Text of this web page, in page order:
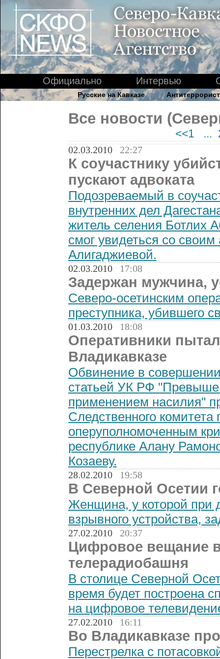
Официально Интервью
Русские на Кавказе
Все новости
<<1 ...
02.03.2010 22:27
К соучастнику
пускают адвоката
Подозреваемый в
внутренних дел
житель селения Ботлих
смог увидеться со
Алигаджиевой.
02.03.2010 17:08
Задержан мужчина,
Северо-осетинским
преступника, убившего
01.03.2010 18:08
Оперативники
Владикавказе
Обвинение в
статьей УК РФ
применением насилия"
Следственного
оперуполномоченным
республике Алану
Козаеву.
28.02.2010 19:58
В Северной Осетии
Женщина, у которой при
взрывного устройства,
27.02.2010 20:37
Цифровое вещание
телерадиобашня
В столице Северной
время будет построена
на цифровое
27.02.2010 16:11
Во Владикавказе
Перестрелка с